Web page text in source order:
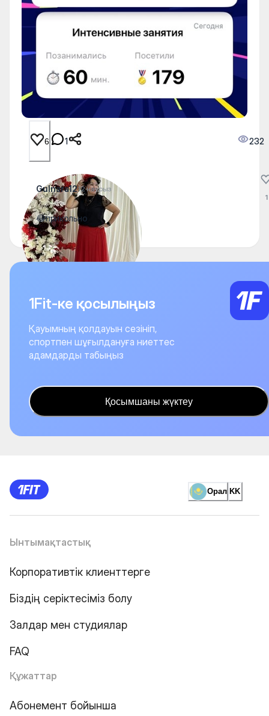
6 1 232
Gulnara1212 наурыз
😂прикольно
1
1Fit-ке қосылыңыз
Қауымның қолдауын сезініп,
спортпен шұғылдануға ниеттес
адамдарды табыңыз
Қосымшаны жүктеу
Орал KK
Ынтымақтастық
Корпоративтік клиенттерге
Біздің серіктесіміз болу
Залдар мен студиялар
FAQ
Құжаттар
Абонемент бойынша